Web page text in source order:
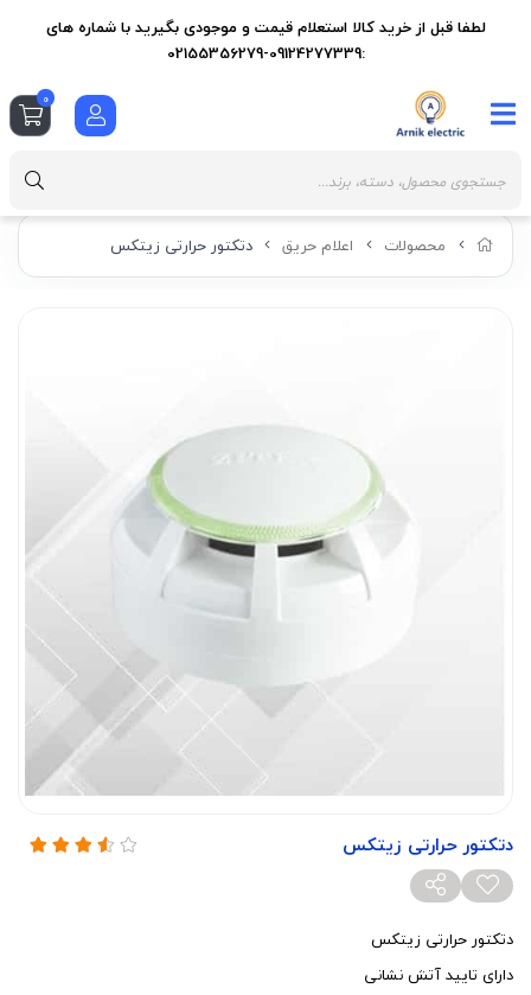
محصولات اعلام حریق دتکتور حرارتی زیتکس
دتکتور حرارتی زیتکس
دتکتور حرارتی زیتکس
دارای تایید آتش نشانی
لطفا قبل از خرید کالا استعلام قیمت و موجودی بگیرید با شماره های
:09124277339-02155356279
0